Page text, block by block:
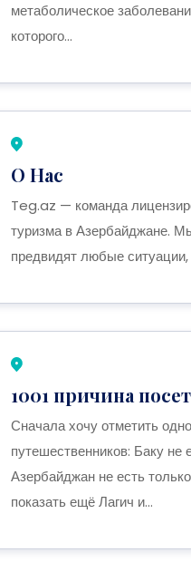
метаболическое
которого...
О Нас
Teg.az — команда
туризма в Азербайджане.
предвидят любые ситуации,
1001 причина
Сначала хочу отметить
путешественников: Баку не
Азербайджан не есть
показать ещё Лагич и...